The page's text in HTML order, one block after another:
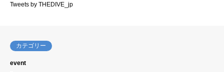
Tweets by THEDIVE_jp
カテゴリー
event